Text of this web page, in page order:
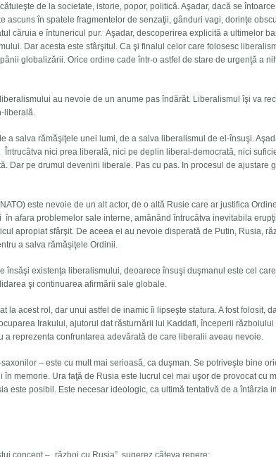
de la societate, istorie, popor, politică. Aşadar, dacă se
ascuns în spatele fragmentelor de senzaţii, gânduri vagi, dorinţe
căruia e întunericul pur. Aşadar, descoperirea explicită a ultimelor
Dar acesta este sfârşitul. Ca şi finalul celor care folosesc
globalizării. Orice ordine cade într-o astfel de stare de urgenţă a
au nevoie de un anume pas îndărăt. Liberalismul îşi va
liberală.
a salva rămăşiţele unei lumi, de a salva liberalismul de el-însuşi.
nici prea liberală, nici pe deplin liberal-democrată, nici
Dar pe drumul devenirii liberale. Pas cu pas. In procesul de ajustare
este nevoie de un alt actor, de o altă Rusie care ar justifica
afara problemelor sale interne, amânând întrucâtva inevitabila
apropiat sfârşit. De aceea ei au nevoie disperată de Putin, Rusia,
a salva rămăşiţele Ordinii.
însăşi existenţa liberalismului, deoarece însuşi duşmanul este cel
şi continuarea afirmării sale globale.
la acest rol, dar unui astfel de inamic îi lipseşte statura. A fost folosit,
Irakului, ajutorul dat răsturnării lui Kaddafi, începerii
a reprezenta confruntarea adevărată de care liberalii aveau nevoie.
– este cu mult mai serioasă, ca duşman. Se potriveşte bine
memorie. Ura faţă de Rusia este lucrul cel mai uşor de provocat cu
este posibil. Este necesar ideologic, ca ultimă tentativă de a întârzia